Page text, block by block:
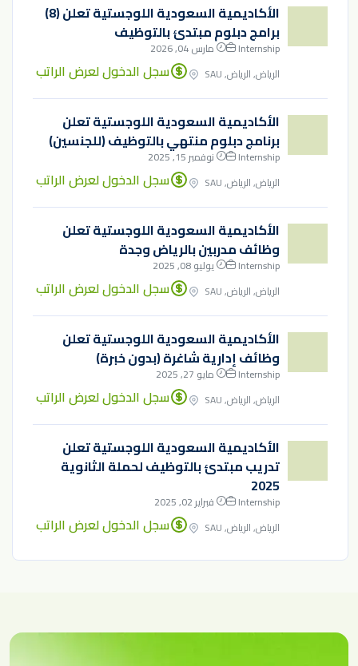
الأكاديمية السعودية اللوجستية تعلن (8)
برامج دبلوم مبتدئ بالتوظيف
Internship
مارس 04, 2026
الرياض, الرياض, SAU
سجل الدخول لعرض الراتب
الأكاديمية السعودية اللوجستية تعلن
برنامج دبلوم منتهي بالتوظيف (للجنسين)
Internship
نوفمبر 15, 2025
الرياض, الرياض, SAU
سجل الدخول لعرض الراتب
الأكاديمية السعودية اللوجستية تعلن
وظائف مدربين بالرياض وجدة
Internship
يوليو 08, 2025
الرياض, الرياض, SAU
سجل الدخول لعرض الراتب
الأكاديمية السعودية اللوجستية تعلن
وظائف إدارية شاغرة (بدون خبرة)
Internship
مايو 27, 2025
الرياض, الرياض, SAU
سجل الدخول لعرض الراتب
الأكاديمية السعودية اللوجستية تعلن
تدريب مبتدئ بالتوظيف لحملة الثانوية
2025
Internship
فبراير 02, 2025
الرياض, الرياض, SAU
سجل الدخول لعرض الراتب